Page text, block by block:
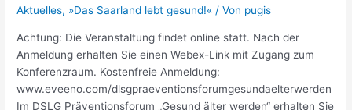
Aktuelles, »Das Saarland lebt gesund!« / Von pugis
Achtung: Die Veranstaltung findet online statt. Nach der
Anmeldung erhalten Sie einen Webex-Link mit Zugang zum
Konferenzraum. Kostenfreie Anmeldung:
www.eveeno.com/dlsgpraeventionsforumgesundaelterwerden
Im DSLG Präventionsforum „Gesund älter werden“ erhalten Sie
Herausforderungen
und
Lösungsansätze
der
Zukunft“